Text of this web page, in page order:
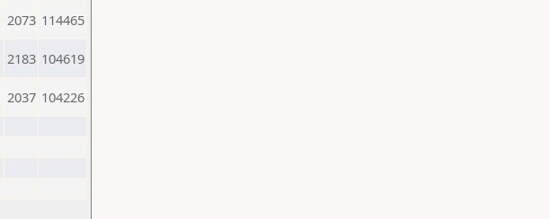
2073 114465
2183 104619
2037 104226